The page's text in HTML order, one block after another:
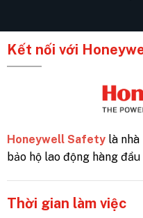
Kết nối với
Honeywell Safety là
bảo hộ lao động hàng
Thời gian làm việc